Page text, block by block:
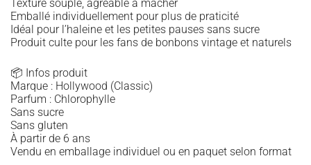
Texture souple, agréable à mâcher
Emballé individuellement pour plus de praticité
Idéal pour l’haleine et les petites pauses sans sucre
Produit culte pour les fans de bonbons vintage et naturels
📦 Infos produit
Marque : Hollywood (Classic)
Parfum : Chlorophylle
Sans sucre
Sans gluten
À partir de 6 ans
Vendu en emballage individuel ou en paquet selon format